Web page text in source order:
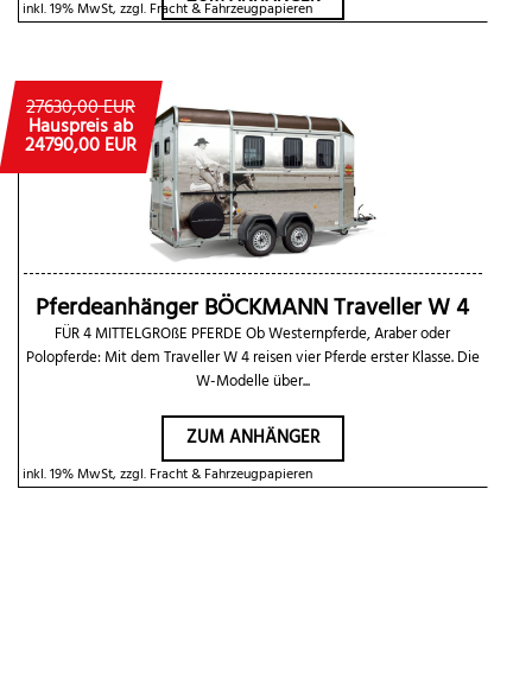
inkl. 19% MwSt, zzgl. Fracht & Fahrzeugpapieren
27630,00 EUR
Hauspreis ab
24790,00 EUR
Pferdeanhänger BÖCKMANN Traveller W 4
FÜR 4 MITTELGROßE PFERDE Ob Westernpferde, Araber oder
Polopferde: Mit dem Traveller W 4 reisen vier Pferde erster Klasse. Die
W-Modelle über...
ZUM ANHÄNGER
inkl. 19% MwSt, zzgl. Fracht & Fahrzeugpapieren